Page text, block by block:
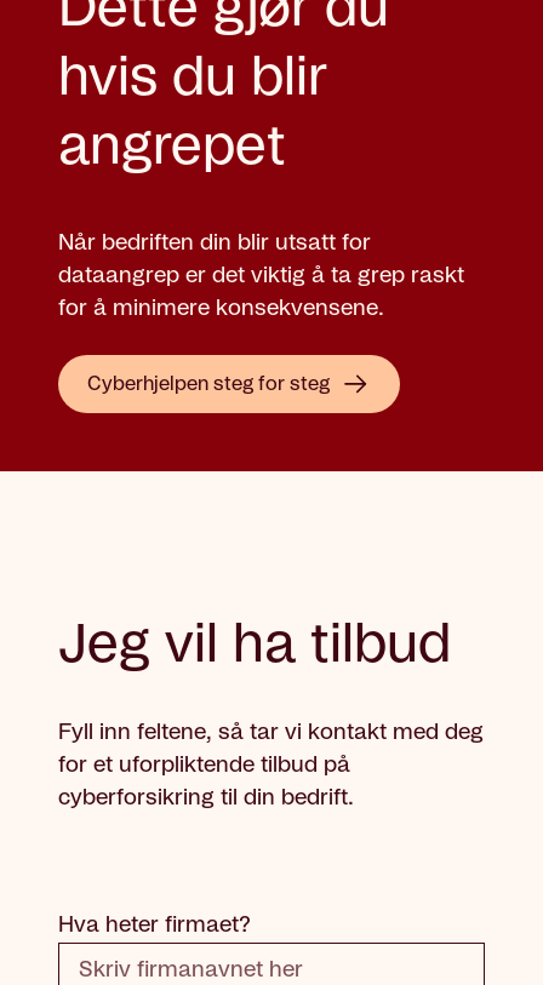
hvis du blir
angrepet
Når bedriften din blir utsatt for
dataangrep er det viktig å ta grep raskt
for å minimere konsekvensene.
Cyberhjelpen steg for steg
Jeg vil ha tilbud
Fyll inn feltene, så tar vi kontakt med deg
for et uforpliktende tilbud på
cyberforsikring til din bedrift.
Hva heter firmaet?